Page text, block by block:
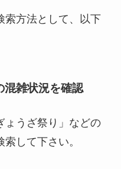
索方法として、以下
雑状況を確認
ょうざ祭り」などの
して下さい。